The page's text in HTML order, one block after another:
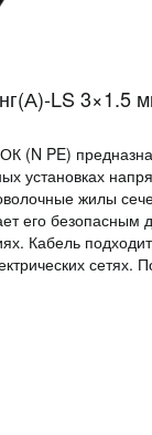
LS 3×1.5
(N PE)
установках
жилы
его
Кабель
сетях.